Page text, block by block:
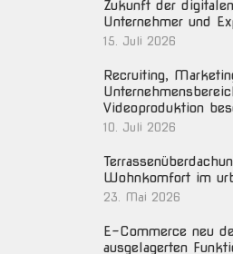
Zukunft der
Unternehmer und
15. Juli 2026
Recruiting,
Videoproduktion
10. Juli 2026
Wohnkomfort im
23. Mai 2026
E-Commerce neu
ausgelagerten